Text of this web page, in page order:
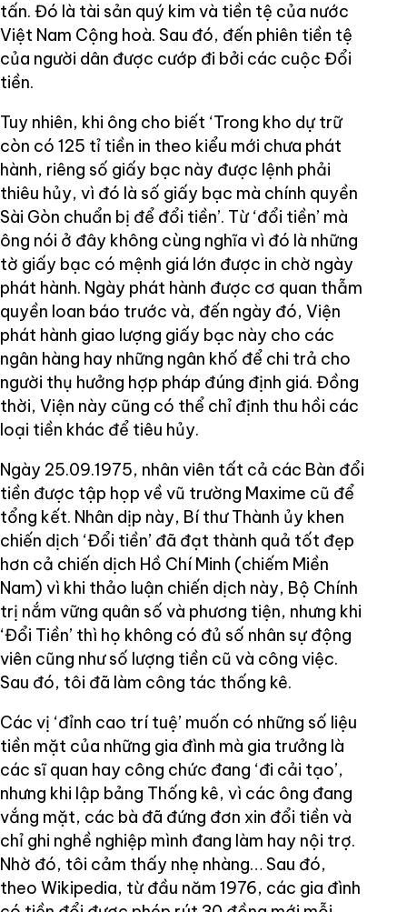
tấn. Đó là tài sản quý kim và tiền tệ của nước
Việt Nam Cộng hoà. Sau đó, đến phiên tiền tệ
của người dân được cướp đi bởi các cuộc Đổi
tiền.
Tuy nhiên, khi ông cho biết ‘Trong kho dự trữ
còn có 125 tỉ tiền in theo kiểu mới chưa phát
hành, riêng số giấy bạc này được lệnh phải
thiêu hủy, vì đó là số giấy bạc mà chính quyền
Sài Gòn chuẩn bị để đổi tiền’. Từ ‘đổi tiền’ mà
ông nói ở đây không cùng nghĩa vì đó là những
tờ giấy bạc có mệnh giá lớn được in chờ ngày
phát hành. Ngày phát hành được cơ quan thẫm
quyền loan báo trước và, đến ngày đó, Viện
phát hành giao lượng giấy bạc này cho các
ngân hàng hay những ngân khố để chi trả cho
người thụ hưởng hợp pháp đúng định giá. Đồng
thời, Viện này cũng có thể chỉ định thu hồi các
loại tiền khác để tiêu hủy.
Ngày 25.09.1975, nhân viên tất cả các Bàn đổi
tiền được tập họp về vũ trường Maxime cũ để
tổng kết. Nhân dịp này, Bí thư Thành ủy khen
chiến dịch ‘Đổi tiền’ đã đạt thành quả tốt đẹp
hơn cả chiến dịch Hồ Chí Minh (chiếm Miền
Nam) vì khi thảo luận chiến dịch này, Bộ Chính
trị nắm vững quân số và phương tiện, nhưng khi
‘Đổi Tiền’ thì họ không có đủ số nhân sự động
viên cũng như số lượng tiền cũ và công việc.
Sau đó, tôi đã làm công tác thống kê.
Các vị ‘đỉnh cao trí tuệ’ muốn có những số liệu
tiền mặt của những gia đình mà gia trưởng là
các sĩ quan hay công chức đang ‘đi cải tạo’,
nhưng khi lập bảng Thống kê, vì các ông đang
vắng mặt, các bà đã đứng đơn xin đổi tiền và
chỉ ghi nghề nghiệp mình đang làm hay nội trợ.
Nhờ đó, tôi cảm thấy nhẹ nhàng… Sau đó,
theo Wikipedia, từ đầu năm 1976, các gia đình